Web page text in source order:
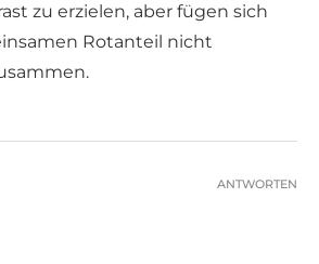
zu erzielen, aber fügen sich
Rotanteil nicht
ANTWORTEN